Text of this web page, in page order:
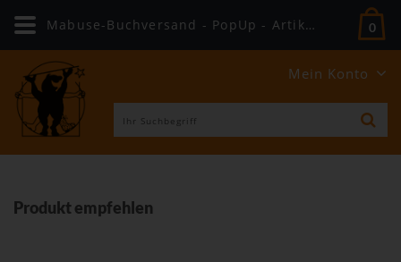
Mein Konto
0
Produkt empfehlen
Mabuse-Buchversand - PopUp - Artikel weiterempfehlen